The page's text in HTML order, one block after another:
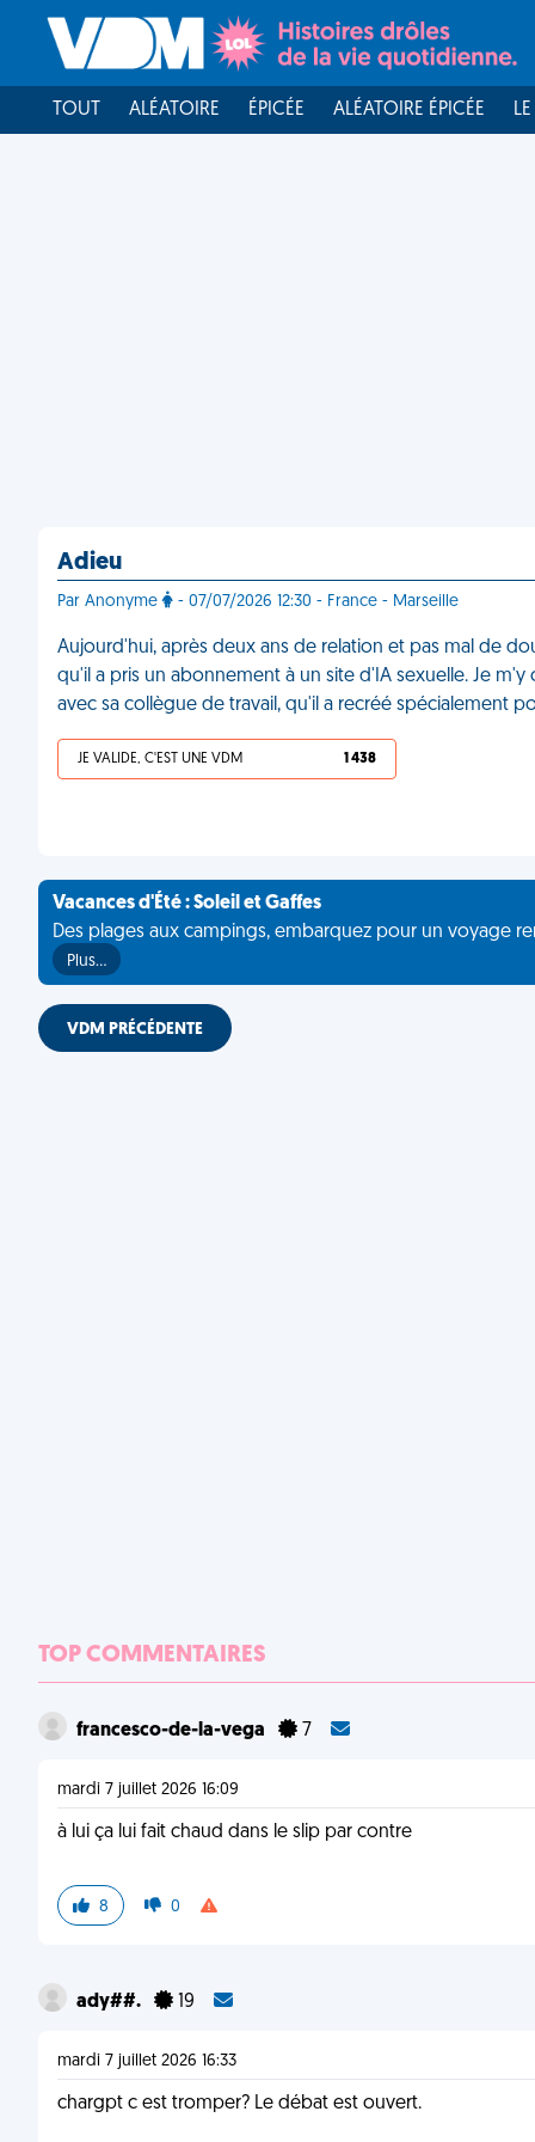
TOUT ALÉATOIRE ÉPICÉE ALÉATOIRE ÉPICÉE
Adieu
Par Anonyme - 07/07/2026 12:30 - France - Marseille
Aujourd'hui, après deux ans de relation et pas mal de
qu'il a pris un abonnement à un site d'IA sexuelle. Je
avec sa collègue de travail, qu'il a recréé spécialement
JE VALIDE, C'EST UNE VDM 1 438
Vacances d'Été : Soleil et Gaffes
Des plages aux campings, embarquez pour un voyage
Plus…
VDM PRÉCÉDENTE
TOP COMMENTAIRES
francesco-de-la-vega 7
mardi 7 juillet 2026 16:09
à lui ça lui fait chaud dans le slip par contre
8 0
ady##. 19
mardi 7 juillet 2026 16:33
chargpt c est tromper? Le débat est ouvert.